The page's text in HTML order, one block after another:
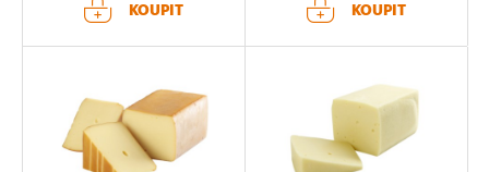
KOUPIT KOUPIT